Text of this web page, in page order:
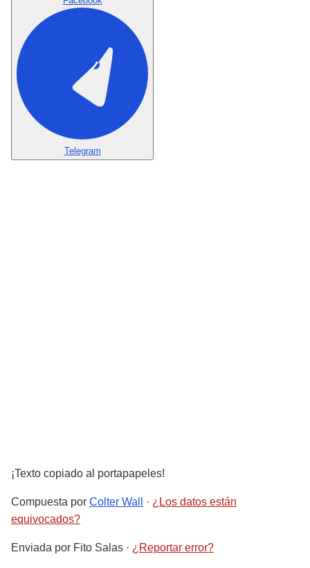
Telegram
¡Texto copiado al portapapeles!
Compuesta por Colter Wall · ¿Los datos están
equivocados?
Enviada por Fito Salas · ¿Reportar error?